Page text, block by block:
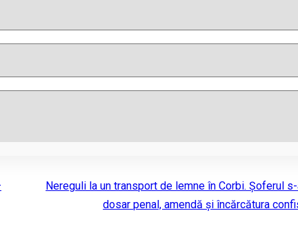
Nereguli la un transport de lemne în Corbi. Șoferul
dosar penal, amendă și încărcătura